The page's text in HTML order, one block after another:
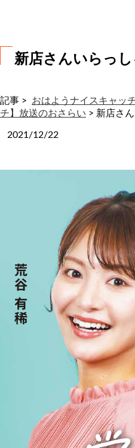
新店さんいらっ
記事 > おはようナイスキャッ
チ】放送のおさらい > 新店さ
2021/12/22